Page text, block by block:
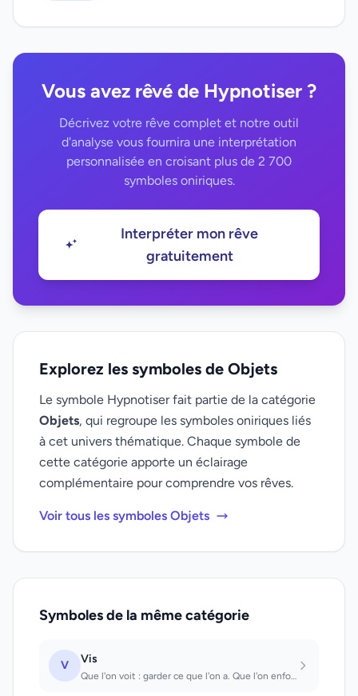
Vous avez rêvé de Hypnotiser ?
Décrivez votre rêve complet et notre outil
d'analyse vous fournira une interprétation
personnalisée en croisant plus de 2 700
symboles oniriques.
Interpréter mon rêve
gratuitement
Explorez les symboles de Objets
Le symbole Hypnotiser fait partie de la catégorie
Objets, qui regroupe les symboles oniriques liés
à cet univers thématique. Chaque symbole de
cette catégorie apporte un éclairage
complémentaire pour comprendre vos rêves.
Voir tous les symboles Objets
Symboles de la même catégorie
V Vis
Que l'on voit : garder ce que l'on a. Que l'on enfonce : on se fera une relation...